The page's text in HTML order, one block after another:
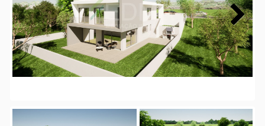
Next